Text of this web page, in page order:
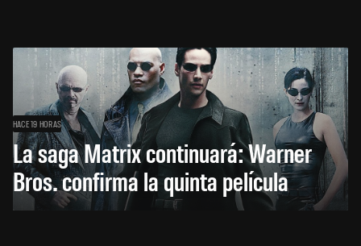
HACE 19 HORAS
La saga Matrix continuará: Warner
Bros. confirma la quinta película